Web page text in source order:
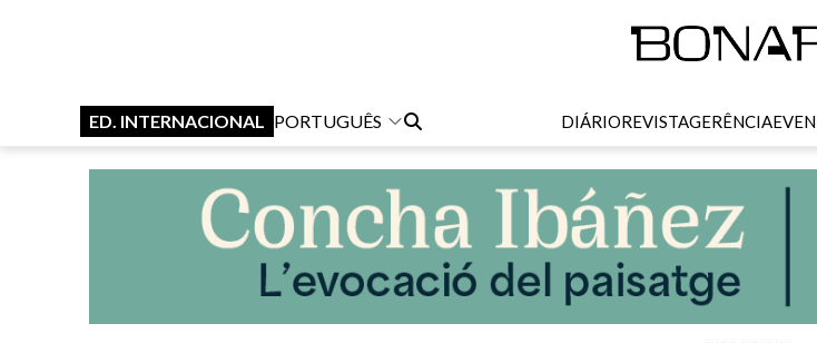
ED. INTERNACIONAL PORTUGUÊS DIÁRIOREVISTAGERÊNCIA